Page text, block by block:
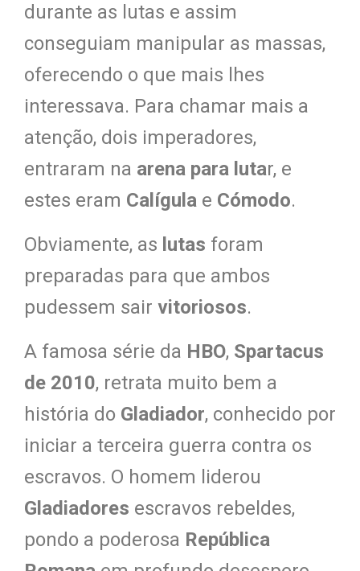
durante as lutas e assim
conseguiam manipular as massas,
oferecendo o que mais lhes
interessava. Para chamar mais a
atenção, dois imperadores,
entraram na arena para lutar, e
estes eram Calígula e Cómodo.
Obviamente, as lutas foram
preparadas para que ambos
pudessem sair vitoriosos.
A famosa série da HBO, Spartacus
de 2010, retrata muito bem a
história do Gladiador, conhecido por
iniciar a terceira guerra contra os
escravos. O homem liderou
Gladiadores escravos rebeldes,
pondo a poderosa República